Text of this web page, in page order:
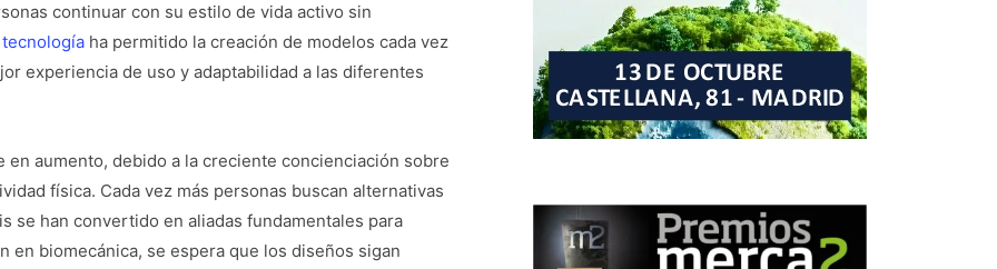
continuar con su estilo de vida activo sin
tecnología ha permitido la creación de modelos cada vez
experiencia de uso y adaptabilidad a las diferentes
aumento, debido a la creciente concienciación sobre
física. Cada vez más personas buscan alternativas
se han convertido en aliadas fundamentales para
en biomecánica, se espera que los diseños sigan